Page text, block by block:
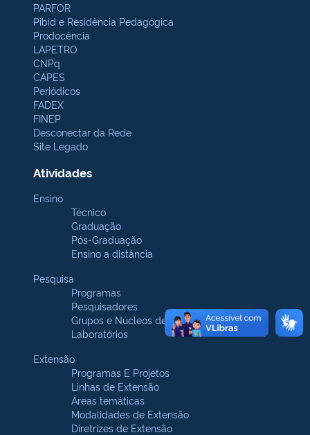
PARFOR
Pibid e Residência Pedagógica
Prodocência
LAPETRO
CNPq
CAPES
Periódicos
FADEX
FINEP
Desconectar da Rede
Site Legado
Atividades
Ensino
Técnico
Graduação
Pós-Graduação
Ensino a distância
Pesquisa
Programas
Pesquisadores
Grupos e Núcleos de pesquisa
Laboratórios
Extensão
Programas E Projetos
Linhas de Extensão
Áreas temáticas
Modalidades de Extensão
Diretrizes de Extensão